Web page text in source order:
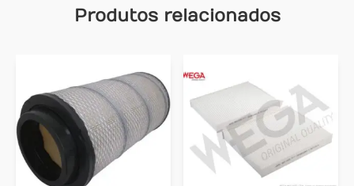
Produtos relacionados